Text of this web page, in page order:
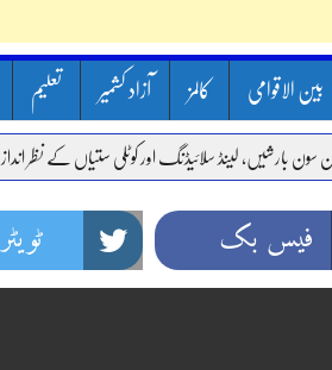
بین الاقوامی کالمز آزاد کشمیر تعلیم
لینڈ سلائیڈنگ اور کوٹلی ستیاں کے نظر انداز متاثرین
فیس بک ٹویٹر